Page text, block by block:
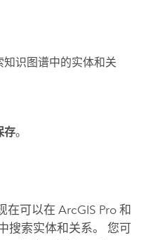
知识图谱中的实体和关
存。
在可以在 ArcGIS Pro和
搜索实体和关系。 您可